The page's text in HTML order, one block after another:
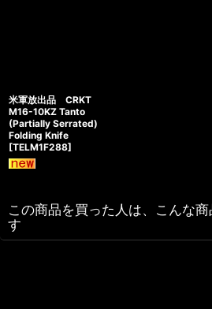
米軍放出品 CRKT
M16-10KZ Tanto
(Partially Serrated)
Folding Knife
[TELM1F288]
この商品を買った人は、こんな
す